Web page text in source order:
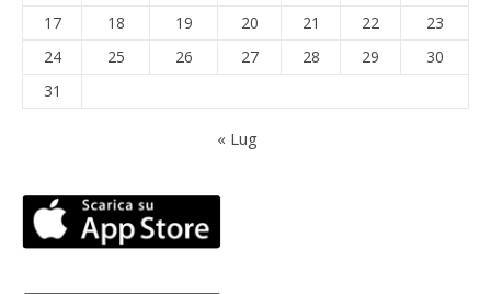
17
18 19 20 21 22
23
24
25 26 27 28 29
30
31
« Lug